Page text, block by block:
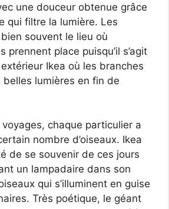
une douceur obtenue grâce
qui filtre la lumière. Les
souvent le lieu où
prennent place puisqu’il s’agit
extérieur Ikea où les branches
lumières en fin de
chaque particulier a
nombre d’oiseaux. Ikea
de se souvenir de ces jours
un lampadaire dans son
qui s’illuminent en guise
Très poétique, le géant